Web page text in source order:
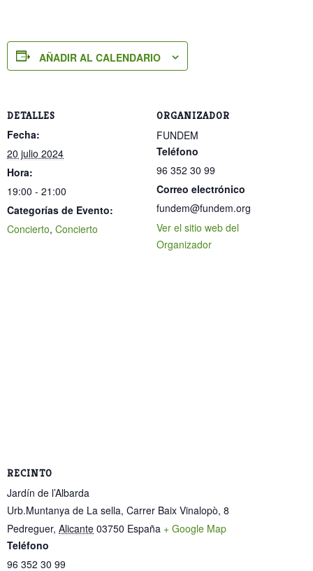
AÑADIR AL CALENDARIO
DETALLES
Fecha:
20 julio 2024
Hora:
19:00 - 21:00
Categorías de Evento:
Concierto, Concierto
ORGANIZADOR
FUNDEM
Teléfono
96 352 30 99
Correo electrónico
fundem@fundem.org
Ver el sitio web del
Organizador
RECINTO
Jardín de l’Albarda
Urb.Muntanya de La sella, Carrer Baix Vinalopò, 8
Pedreguer, Alicante 03750 España + Google Map
Teléfono
96 352 30 99